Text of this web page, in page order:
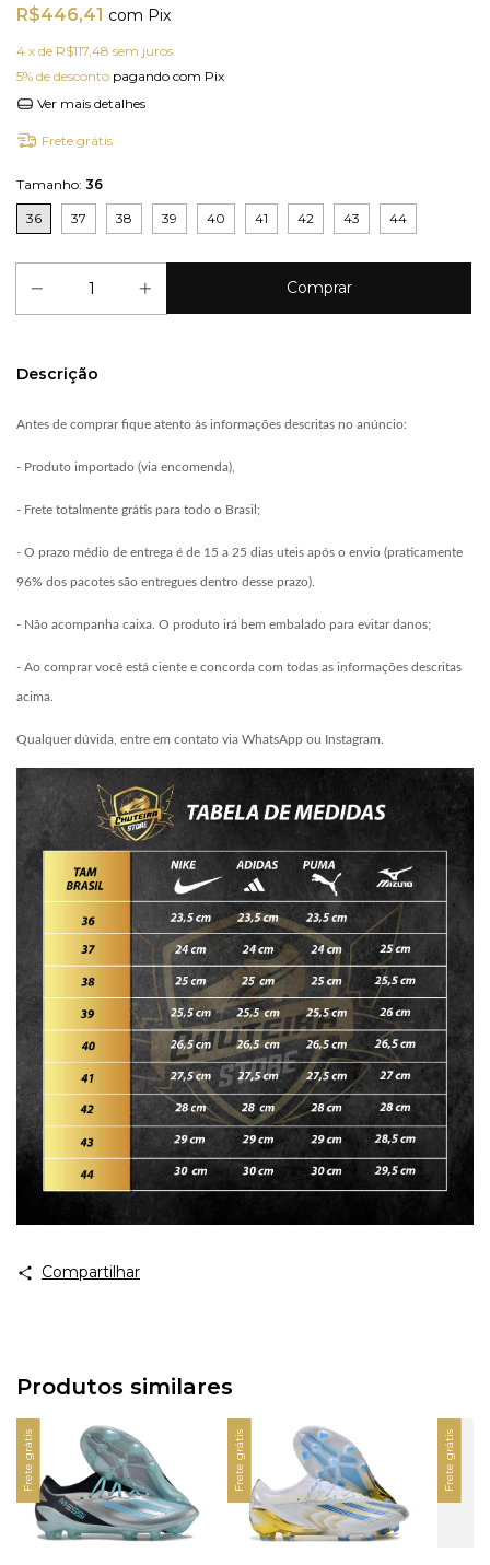
R$446,41 com Pix
4 x de R$117,48 sem juros
5% de desconto pagando com Pix
Ver mais detalhes
Frete grátis
Tamanho: 36
36 37 38 39 40 41 42 43 44
Descrição
Antes de comprar fique atento às informações descritas no anúncio:
- Produto importado (via encomenda),
- Frete totalmente grátis para todo o Brasil;
- O prazo médio de entrega é de 15 a 25 dias uteis após o envio (praticamente
96% dos pacotes são entregues dentro desse prazo).
- Não acompanha caixa. O produto irá bem embalado para evitar danos;
- Ao comprar você está ciente e concorda com todas as informações descritas
acima.
Qualquer dúvida, entre em contato via WhatsApp ou Instagram.
Compartilhar
Produtos similares
Frete grátis Frete grátis Frete grátis